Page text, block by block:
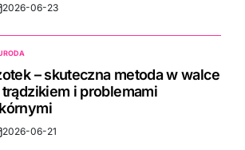
2026-06-23
– skuteczna metoda w walce
trądzikiem i problemami
2026-06-21